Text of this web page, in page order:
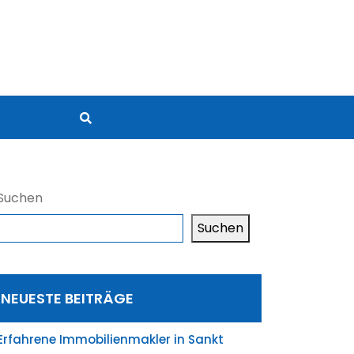
Suchen
NEUESTE BEITRÄGE
Immobilienmakler in Sankt